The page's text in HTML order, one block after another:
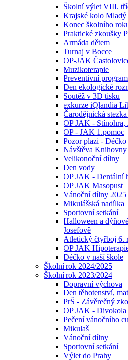
Školní výlet VIII.
Krajské kolo Mladý
Konec školního
Praktické zkoušky
Armáda dětem
Turnaj v Bocce
OP-JAK
Muzikoterapie
Preventivní program
Den ekologické
Soutěž v 3D tisku
exkurze iQlandia
Čarodějnická
OP JAK - Stínohra,
OP - JAK 1.pomoc
Pozor plazi - Déčko
Návštěva Knihovny
Velikonoční dílny
Den vody
OP JAK - Dentální
OP JAK Masopust
Vánoční dílny 2025
Mikulášská nadílka
Sportovní setkání
Halloween a
Josefově
Atletický čtyřboj 6.
OP JAK
Déčko v naší škole
Školní rok 2024/2025
Školní rok 2023/2024
Dopravní výchova
Den těhotenství,
PrŠ - Závěrečný
OP JAK - Divokola
Pečení vánočního
Mikulaš
Vánoční dílny
Sportovní setkání
Výlet do Prahy